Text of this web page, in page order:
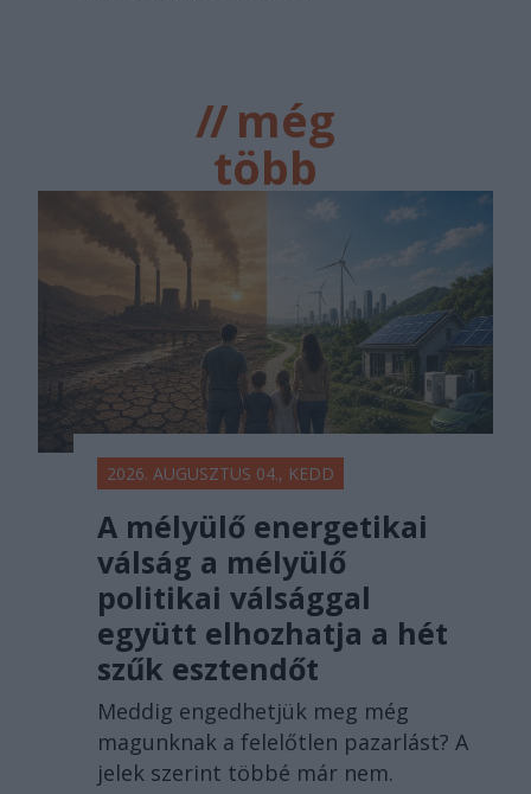
//még
több
főtér.ro
2026. AUGUSZTUS 04., KEDD
A mélyülő energetikai
válság a mélyülő
politikai válsággal
együtt elhozhatja a hét
szűk esztendőt
Meddig engedhetjük meg még
magunknak a felelőtlen pazarlást? A
jelek szerint többé már nem.